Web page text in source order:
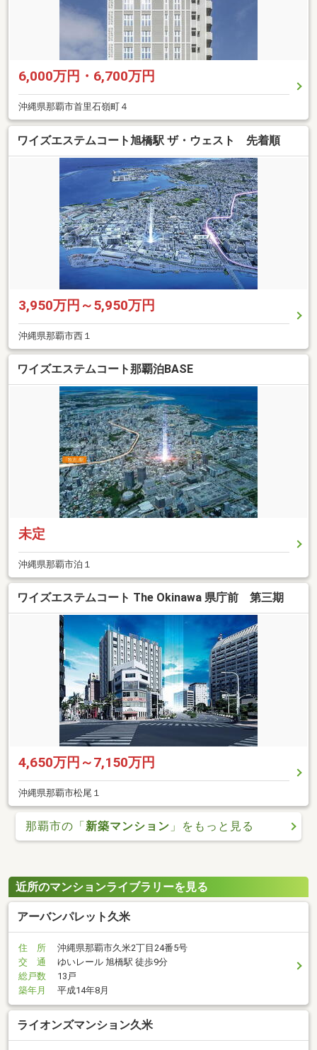
6,000万円・6,700万円
沖縄県那覇市首里石嶺町４
ワイズエステムコート旭橋駅 ザ・ウェスト 先着順
3,950万円～5,950万円
沖縄県那覇市西１
ワイズエステムコート那覇泊BASE
未定
沖縄県那覇市泊１
ワイズエステムコート The Okinawa 県庁前 第三期
4,650万円～7,150万円
沖縄県那覇市松尾１
那覇市の「新築マンション 」をもっと見る
近所のマンションライブラリーを見る
アーバンパレット久米
住 所
沖縄県那覇市久米2丁目24番5号
交 通
ゆいレール 旭橋駅 徒歩9分
総戸数
13戸
築年月
平成14年8月
ライオンズマンション久米